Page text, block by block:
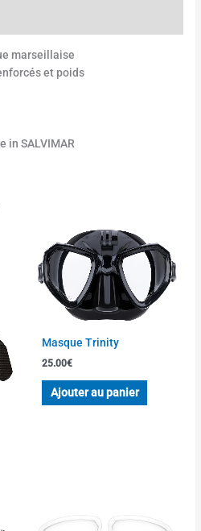
marseillaise
et poids
in SALVIMAR
Masque Trinity
25.00€
Ajouter au panier